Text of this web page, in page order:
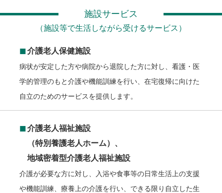
施設サービス
（施設等で生活しながら受けるサービス）
◼︎介護老人保健施設
病状が安定した方や病院から退院した方に対し、看護・医
学的管理のもと介護や機能訓練を行い、在宅復帰に向けた
自立のためのサービスを提供します。
◼︎介護老人福祉施設
（特別養護老人ホーム）、
地域密着型介護老人福祉施設
介護が必要な方に対し、入浴や食事等の日常生活上の支援
や機能訓練、療養上の介護を行い、できる限り自立した生